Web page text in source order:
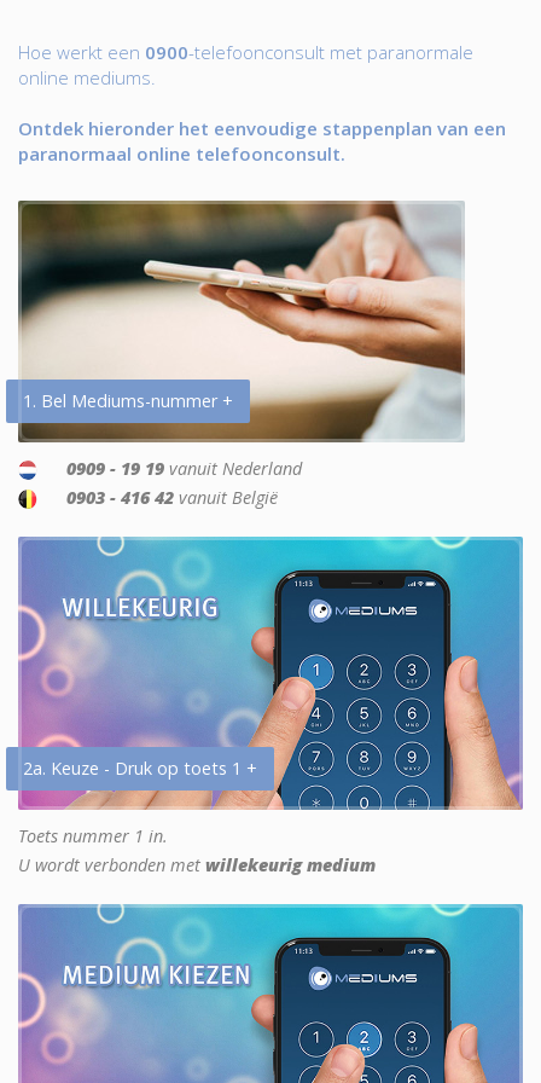
Hoe werkt een 0900-telefoonconsult met paranormale
online mediums.
Ontdek hieronder het eenvoudige stappenplan van een
paranormaal online telefoonconsult.
1. Bel Mediums-nummer +
0909 - 19 19 vanuit Nederland
0903 - 416 42 vanuit België
2a. Keuze - Druk op toets 1 +
Toets nummer 1 in.
U wordt verbonden met willekeurig medium